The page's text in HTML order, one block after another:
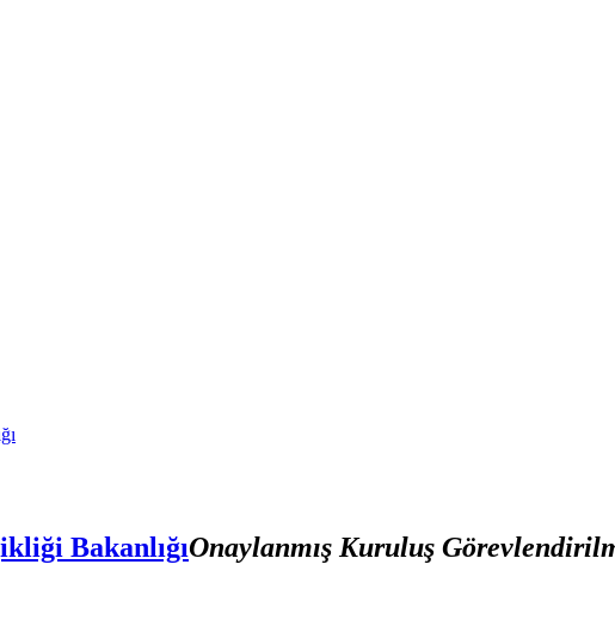
BakanlığıOnaylanmış Kuruluş